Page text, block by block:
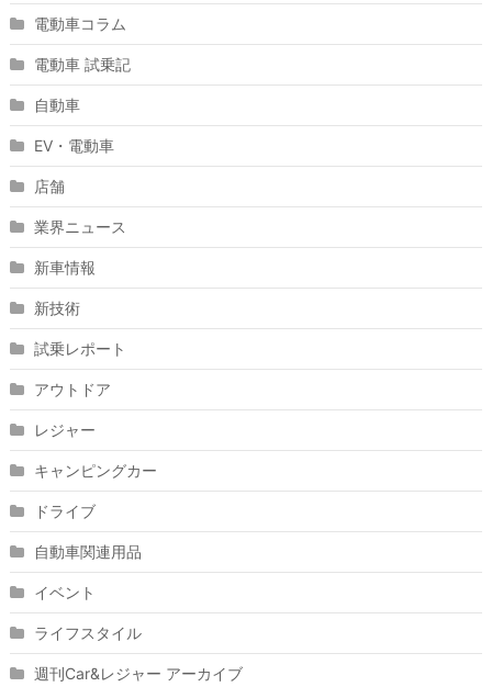
電動車コラム
電動車 試乗記
自動車
EV・電動車
店舗
業界ニュース
新車情報
新技術
試乗レポート
アウトドア
レジャー
キャンピングカー
ドライブ
自動車関連用品
イベント
ライフスタイル
週刊Car&レジャー アーカイブ